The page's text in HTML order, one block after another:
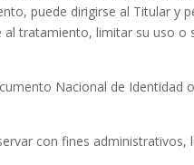
puede dirigirse al Titular y
tratamiento, limitar su uso o
Nacional de Identidad
con fines administrativos,